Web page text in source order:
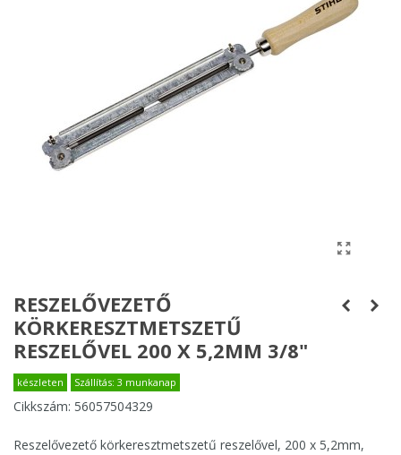
RESZELŐVEZETŐ
KÖRKERESZTMETSZETŰ
RESZELŐVEL 200 X 5,2MM 3/8"
készleten Szállítás: 3 munkanap
Cikkszám: 56057504329
Reszelővezető körkeresztmetszetű reszelővel, 200 x 5,2mm,